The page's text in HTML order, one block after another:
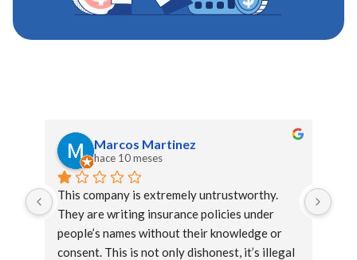
Marcos Martinez
hace 10 meses
This company is extremely untrustworthy.
They are writing insurance policies under
people’s names without their knowledge or
consent. This is not only dishonest, it’s illegal